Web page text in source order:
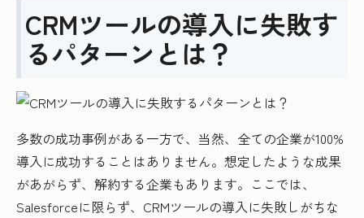
CRMツールの導入に失敗す
るパターンとは？
多数の成功事例がある一方で、当然、全ての企業が100%
導入に成功することはありません。想定したような成果
があがらず、解約する企業もあります。ここでは、
Salesforceに限らず、CRMツールの導入に失敗しがちな